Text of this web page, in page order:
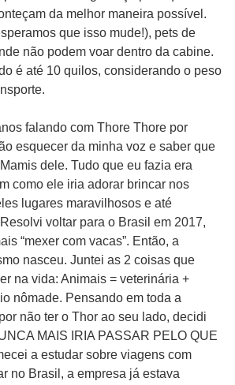
da melhor maneira possível.
que isso mude!), pets de
não podem voar dentro da cabine.
é até 10 quilos, considerando o peso
falando com Thore Thore por
esquecer da minha voz e saber que
dele. Tudo que eu fazia era
como ele iria adorar brincar nos
lugares maravilhosos e até
voltar para o Brasil em 2017,
“mexer com vacas”. Então, a
nasceu. Juntei as 2 coisas que
na vida: Animais = veterinária +
nômade. Pensando em toda a
não ter o Thor ao seu lado, decidi
MAIS IRIA PASSAR PELO QUE
a estudar sobre viagens com
no Brasil, a empresa já estava